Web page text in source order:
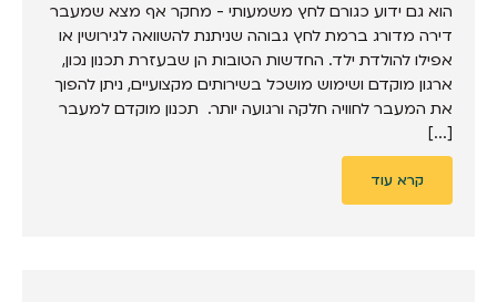
הוא גם ידוע כגורם לחץ משמעותי - מחקר אף מצא שמעבר
דירה מדורג ברמת לחץ גבוהה שניתנת להשוואה לגירושין או
אפילו להולדת ילד. החדשות הטובות הן שבעזרת תכנון נכון,
ארגון מוקדם ושימוש מושכל בשירותים מקצועיים, ניתן להפוך
את המעבר לחוויה חלקה ורגועה יותר. תכנון מוקדם למעבר
[...]
קרא עוד